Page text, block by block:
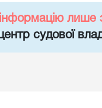
лише
судової